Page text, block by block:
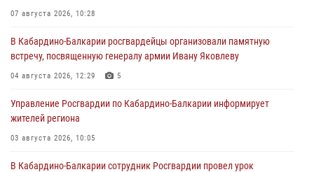
07 августа 2026, 10:28
В Кабардино-Балкарии росгвардейцы организовали памятную
встречу, посвященную генералу армии Ивану Яковлеву
04 августа 2026, 12:29 5
Управление Росгвардии по Кабардино-Балкарии информирует
жителей региона
03 августа 2026, 10:05
В Кабардино‑Балкарии сотрудник Росгвардии провел урок